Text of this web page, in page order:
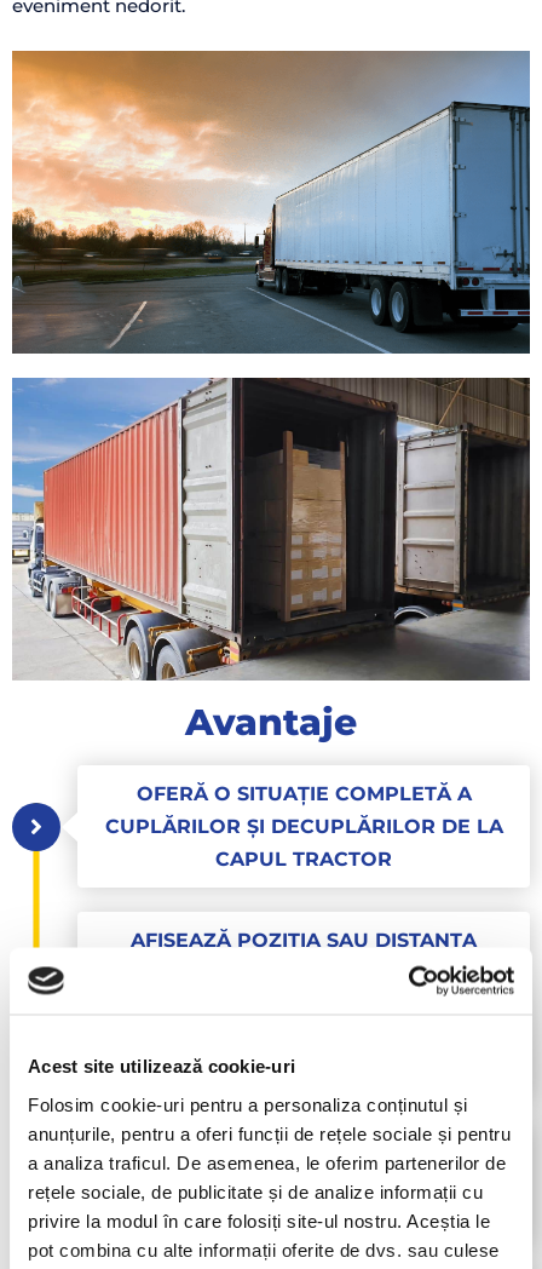
Acest site utilizează cookie-uri
Folosim cookie-uri pentru a personaliza conținutul și
anunțurile, pentru a oferi funcții de rețele sociale și pentru
a analiza traficul. De asemenea, le oferim partenerilor de
rețele sociale, de publicitate și de analize informații cu
privire la modul în care folosiți site-ul nostru. Aceștia le
pot combina cu alte informații oferite de dvs. sau culese
eveniment nedorit.
Avantaje
OFERĂ O SITUAȚIE COMPLETĂ A
CUPLĂRILOR ȘI DECUPLĂRILOR DE LA
CAPUL TRACTOR
AFIȘEAZĂ POZIȚIA SAU DISTANȚA
PARCURSĂ DE SEMIREMORCI ÎNTR-UN
TRACTOR.
PRIMIREA DE ALERTE PRIN EMAIL SAU
SMS LA DESCHIDEREA NEAUTORIZATĂ A
UȘILOR